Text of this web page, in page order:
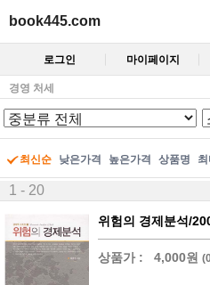
book445.com
로그인 마이페이지
경영 처세
최신순 낮은가격 높은가격 상품명
1 - 20
위험의 경제분석/
상품가 : 4,000원